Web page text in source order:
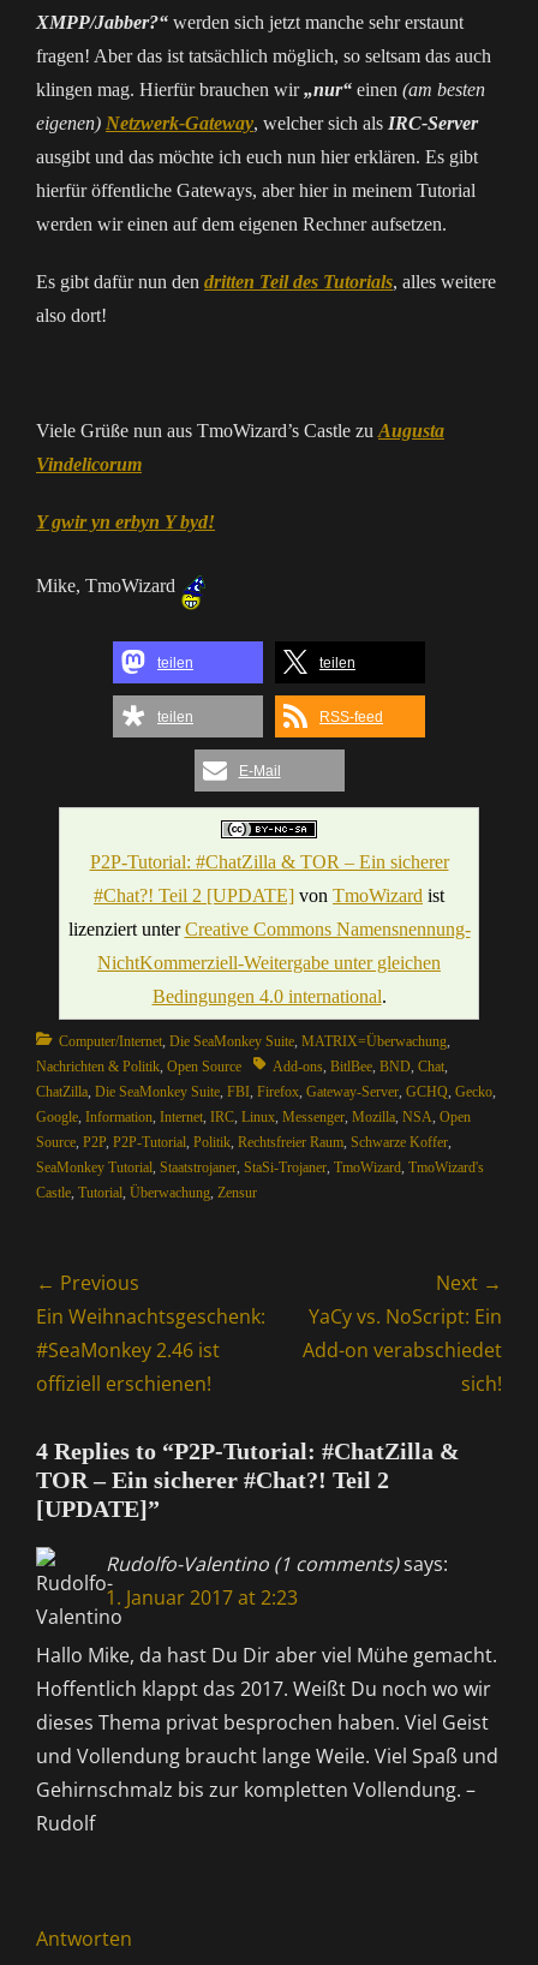
XMPP/Jabber?“ werden sich jetzt manche sehr erstaunt
fragen! Aber das ist tatsächlich möglich, so seltsam das auch
klingen mag. Hierfür brauchen wir„nur“ einen (am besten
eigenen) Netzwerk-Gateway, welcher sich als IRC-Server
ausgibt und das möchte ich euch nun hier erklären. Es gibt
hierfür öffentliche Gateways, aber hier in meinem Tutorial
werden wir einen auf dem eigenen Rechner aufsetzen.
Es gibt dafür nun den dritten Teil des Tutorials, alles weitere
also dort!
Viele Grüße nun aus TmoWizard’s Castle zu Augusta
Vindelicorum
Y gwir yn erbyn Y byd!
Mike, TmoWizard
teilen teilen
teilen RSS-feed
E-Mail
P2P-Tutorial: #ChatZilla & TOR – Ein sicherer
#Chat?! Teil 2 [UPDATE] von TmoWizard ist
lizenziert unterCreative Commons Namensnennung-
NichtKommerziell-Weitergabe unter gleichen
Bedingungen 4.0 international.
Categories
Computer/Internet, Die SeaMonkey Suite, MATRIX=Überwachung,
Nachrichten & Politik, Open Source TagsAdd-ons, BitlBee, BND, Chat,
ChatZilla, Die SeaMonkey Suite, FBI, Firefox, Gateway-Server, GCHQ, Gecko,
Google, Information, Internet, IRC, Linux, Messenger, Mozilla, NSA, Open
Source, P2P, P2P-Tutorial, Politik, Rechtsfreier Raum, Schwarze Koffer,
SeaMonkey Tutorial, Staatstrojaner, StaSi-Trojaner, TmoWizard, TmoWizard's
Castle, Tutorial, Überwachung, Zensur
Beitragsnavigation
← Previous
Previous
post:
Ein Weihnachtsgeschenk:
#SeaMonkey 2.46 ist
offiziell erschienen!
Next →
Next
post:
YaCy vs. NoScript: Ein
Add-on verabschiedet
sich!
4 Replies to “P2P-Tutorial: #ChatZilla &
TOR – Ein sicherer #Chat?! Teil 2
[UPDATE]”
Rudolfo-Valentino (1 comments)says:
1. Januar 2017 at 2:23
Hallo Mike, da hast Du Dir aber viel Mühe gemacht.
Hoffentlich klappt das 2017. Weißt Du noch wo wir
dieses Thema privat besprochen haben. Viel Geist
und Vollendung braucht lange Weile. Viel Spaß und
Gehirnschmalz bis zur kompletten Vollendung. –
Rudolf
Antworten